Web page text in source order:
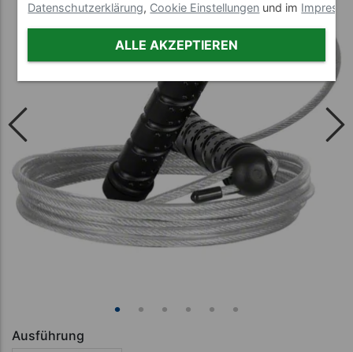
Ausführung
Datenschutzerklärung, Cookie Einstellungen und im
ALLE AKZEPTIEREN